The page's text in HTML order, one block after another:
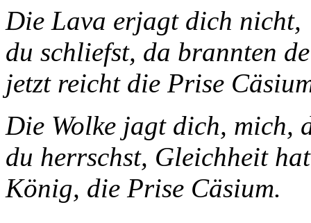
Die Lava erjagt dich nicht,
du schliefst, da brannten
jetzt reicht die Prise
Die Wolke jagt dich, mich,
du herrschst, Gleichheit
König, die Prise Cäsium.